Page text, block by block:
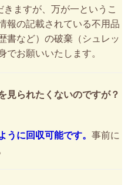
ますが、万が一というこ
報の記載されている不用品
書など）の破棄（シュレッ
でお願いいたします。
見られたくないのですが？
うに回収可能です。 事前に